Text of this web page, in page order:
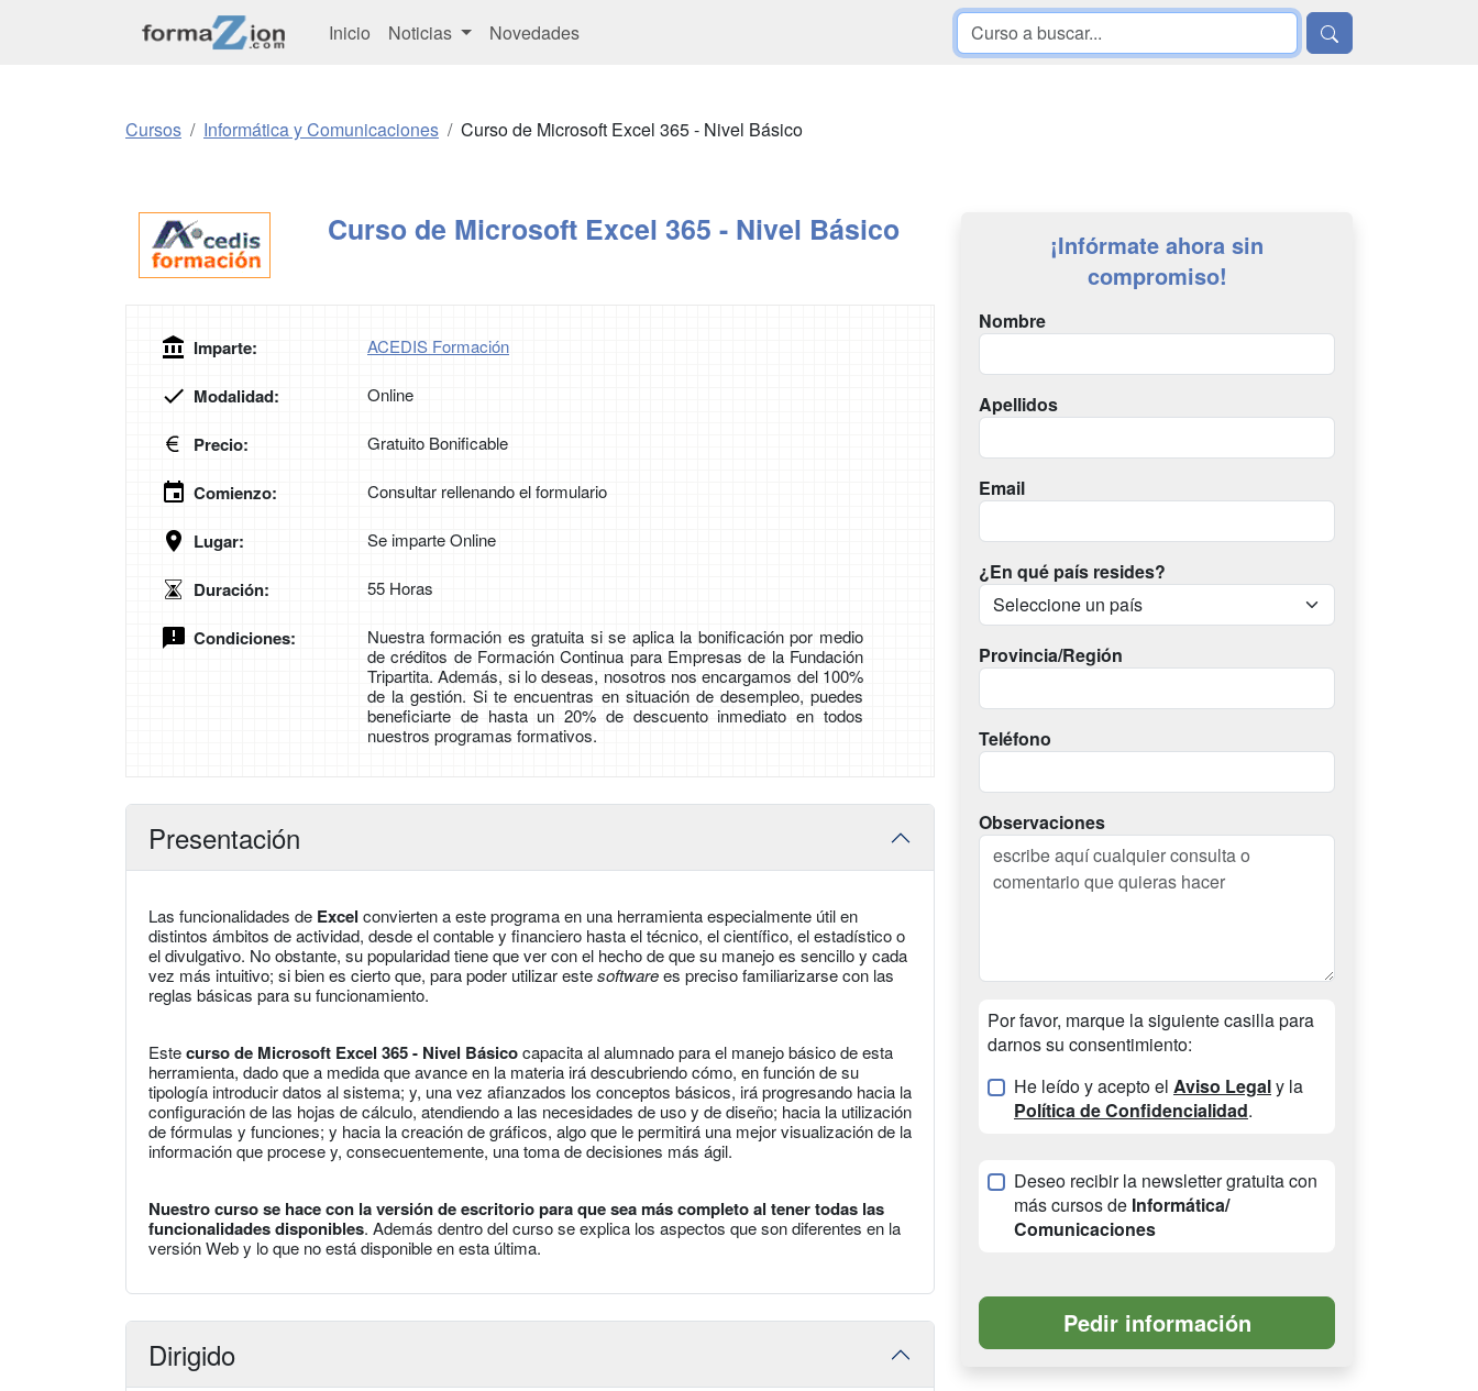
Inicio Noticias Novedades
Cursos Informática y Comunicaciones Curso de Microsoft Excel 365 - Nivel Básico
Curso de Microsoft Excel 365 - Nivel Básico
Imparte: ACEDIS Formación
Modalidad: Online
Precio: Gratuito Bonificable
Comienzo: Consultar rellenando el formulario
Lugar: Se imparte Online
Duración: 55 Horas
Condiciones:
Nuestra formación es gratuita si se aplica la bonificación por medio
de créditos de Formación Continua para Empresas de la Fundación
Tripartita. Además, si lo deseas, nosotros nos encargamos del 100%
de la gestión. Si te encuentras en situación de desempleo, puedes
beneficiarte de hasta un 20% de descuento inmediato en todos
nuestros programas formativos.
Presentación
Las funcionalidades de Excel convierten a este programa en una herramienta especialmente útil en
distintos ámbitos de actividad, desde el contable y financiero hasta el técnico, el científico, el estadístico o
el divulgativo. No obstante, su popularidad tiene que ver con el hecho de que su manejo es sencillo y cada
vez más intuitivo; si bien es cierto que, para poder utilizar estesoftwarees preciso familiarizarse con las
reglas básicas para su funcionamiento.
Estecurso de Microsoft Excel 365 - Nivel Básicocapacita al alumnado para el manejo básico de esta
herramienta, dado que a medida que avance en la materia irá descubriendo cómo, en función de su
tipología introducir datos al sistema; y, una vez afianzados los conceptos básicos, irá progresando hacia la
configuración de las hojas de cálculo, atendiendo a las necesidades de uso y de diseño; hacia la utilización
de fórmulas y funciones; y hacia la creación de gráficos, algo que le permitirá una mejor visualización de la
información que procese y, consecuentemente, una toma de decisiones más ágil.
Nuestro curso se hace con la versión de escritorio para que sea más completo al tener todas las
funcionalidades disponibles. Además dentro del curso se explica los aspectos que son diferentes en la
versión Web y lo que no está disponible en esta última.
Dirigido
¡Infórmate ahora sin
compromiso!
Nombre
Apellidos
Email
¿En qué país resides?
Provincia/Región
Teléfono
Observaciones
Por favor, marque la siguiente casilla para
darnos su consentimiento:
He leído y acepto el Aviso Legaly la
Política de Confidencialidad.
Deseo recibir la newsletter gratuita con
más cursos de Informática/
Comunicaciones